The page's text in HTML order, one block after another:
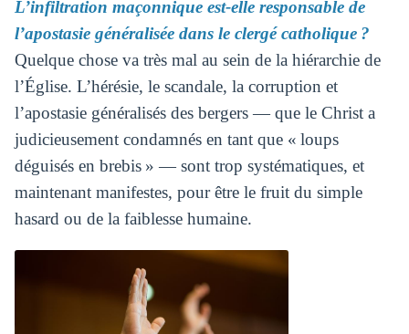
L’infiltration maçonnique est-elle responsable de
l’apostasie généralisée dans le clergé catholique ?
Quelque chose va très mal au sein de la hiérarchie de
l’Église. L’hérésie, le scandale, la corruption et
l’apostasie généralisés des bergers — que le Christ a
judicieusement condamnés en tant que « loups
déguisés en brebis » — sont trop systématiques, et
maintenant manifestes, pour être le fruit du simple
hasard ou de la faiblesse humaine.